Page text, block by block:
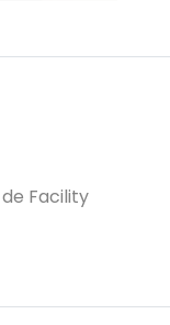
Facility